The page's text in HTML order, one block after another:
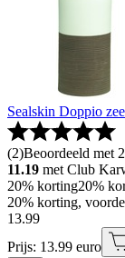
Sealskin Doppio
(2)Beoordeeld met
11.19 met Club
20% korting20%
20% korting,
13.99
Prijs: 13.99 euro